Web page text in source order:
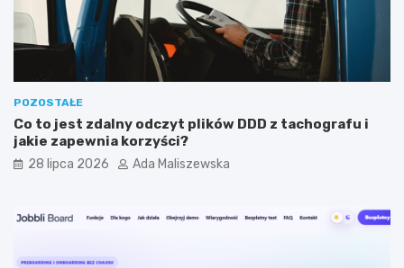
m
?
POZOSTAŁE
Co to jest zdalny odczyt plików DDD z tachografu i
jakie zapewnia korzyści?
28 lipca 2026 Ada Maliszewska